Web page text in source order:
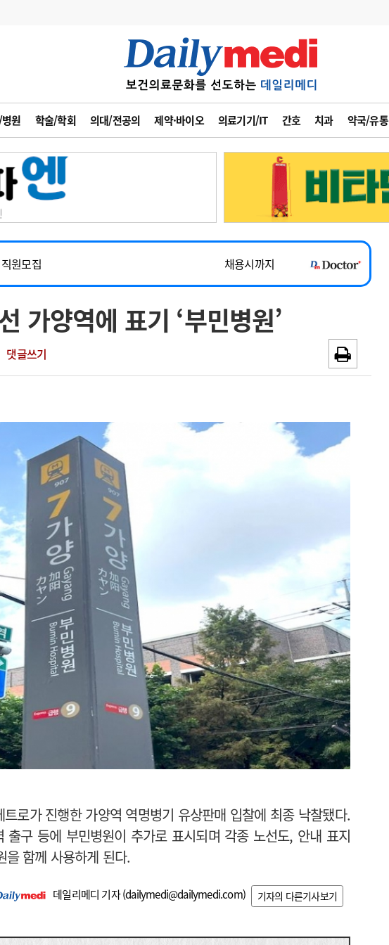
원 학술/학회 의대/전공의 제약·바이오 의료기기/IT 간호 치과 약국/유통
색어
력 수급 추계
처방
모집 결과
6
관리급여 실시
지필공 지원책
수련환경 개선
의과대학 입시
사고
수첩
피플
중소병원
판례 정책/통계 공시
법적고지 광고안내
~2026-08-31
사 채용
채용시까지
원모집
채용시까지
) 모집
~2026-08-15
~2026-08-31
의사 채용
가양역에 표기 ‘부민병원’
댓글쓰기
로가 진행한 가양역 역명병기 유상판매 입찰에 최종 낙찰됐다.
구 등에 부민병원이 추가로 표시되며 각종 노선도, 안내 표지
을 함께 사용하게 된다.
데일리메디 기자 (dailymedi@dailymedi.com) 기자의 다른기사보기